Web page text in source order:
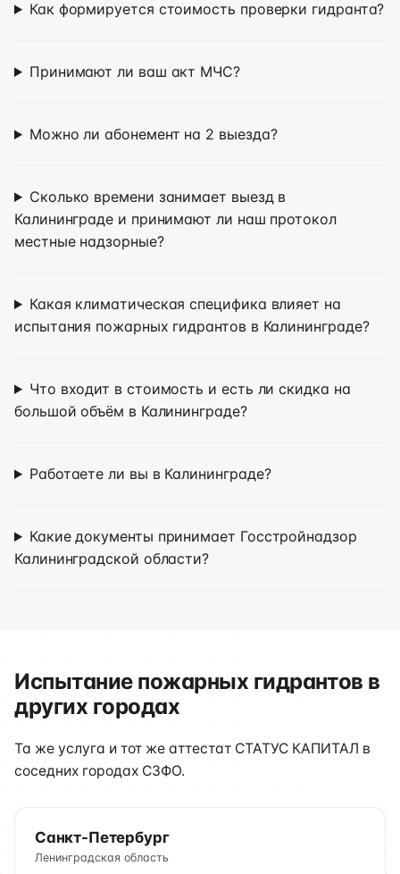
Как формируется стоимость проверки гидранта?
Принимают ли ваш акт МЧС?
Можно ли абонемент на 2 выезда?
Сколько времени занимает выезд в
Калининграде и принимают ли наш протокол
местные надзорные?
Какая климатическая специфика влияет на
испытания пожарных гидрантов в Калининграде?
Что входит в стоимость и есть ли скидка на
большой объём в Калининграде?
Работаете ли вы в Калининграде?
Какие документы принимает Госстройнадзор
Калининградской области?
Испытание пожарных гидрантов в
других городах
Та же услуга и тот же аттестат СТАТУС КАПИТАЛ в
соседних городах СЗФО.
Санкт-Петербург
Ленинградская область